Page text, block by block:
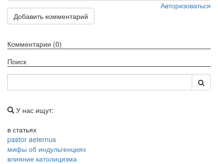
Авторизоваться
Добавить комментарий
Комментарии (0)
Поиск
У нас ищут:
в статьях
pastor aeternus
мифы об индульгенциях
влияние католицизма